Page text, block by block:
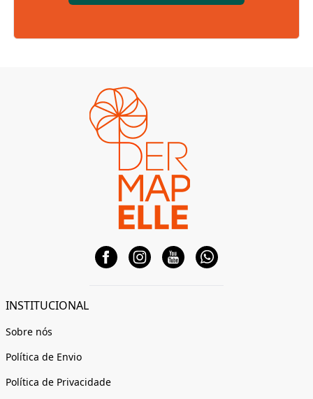
INSTITUCIONAL
Sobre nós
Política de Envio
Política de Privacidade